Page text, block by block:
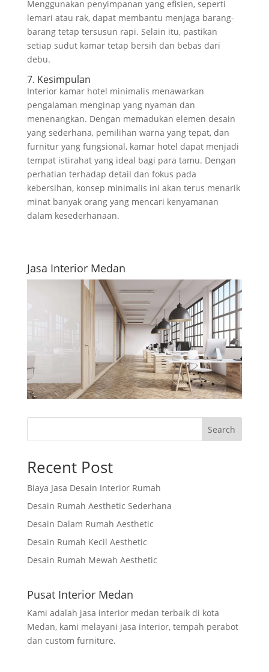
Menggunakan penyimpanan yang efisien, seperti
lemari atau rak, dapat membantu menjaga barang-
barang tetap tersusun rapi. Selain itu, pastikan
setiap sudut kamar tetap bersih dan bebas dari
debu.
7. Kesimpulan
Interior kamar hotel minimalis menawarkan
pengalaman menginap yang nyaman dan
menenangkan. Dengan memadukan elemen desain
yang sederhana, pemilihan warna yang tepat, dan
furnitur yang fungsional, kamar hotel dapat menjadi
tempat istirahat yang ideal bagi para tamu. Dengan
perhatian terhadap detail dan fokus pada
kebersihan, konsep minimalis ini akan terus menarik
minat banyak orang yang mencari kenyamanan
dalam kesederhanaan.
Jasa Interior Medan
Search
Recent Post
Biaya Jasa Desain Interior Rumah
Desain Rumah Aesthetic Sederhana
Desain Dalam Rumah Aesthetic
Desain Rumah Kecil Aesthetic
Desain Rumah Mewah Aesthetic
Pusat Interior Medan
Kami adalah jasa interior medan terbaik di kota
Medan, kami melayani jasa interior, tempah perabot
dan custom furniture.